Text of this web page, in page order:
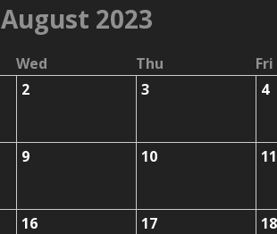
August 2023
Wed Thu Fri
2 3 4
9 10 11
16 17 18